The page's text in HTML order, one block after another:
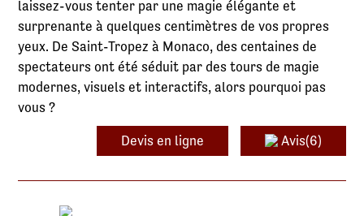
laissez-vous tenter par une magie élégante et
surprenante à quelques centimètres de vos propres
yeux. De Saint-Tropez à Monaco, des centaines de
spectateurs ont été séduit par des tours de magie
modernes, visuels et interactifs, alors pourquoi pas
vous ?
Devis en ligne Avis(6)